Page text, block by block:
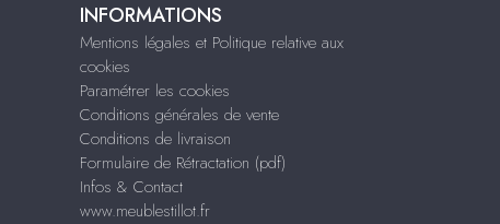
INFORMATIONS
Mentions légales et Politique relative aux
cookies
Paramétrer les cookies
Conditions générales de vente
Conditions de livraison
Formulaire de Rétractation (pdf)
Infos & Contact
www.meublestillot.fr